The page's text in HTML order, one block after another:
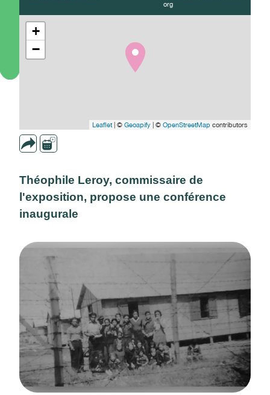
org
+
−
Leaflet| © Geoapify | © OpenStreetMap contributors
Théophile Leroy, commissaire de
l'exposition, propose une conférence
inaugurale